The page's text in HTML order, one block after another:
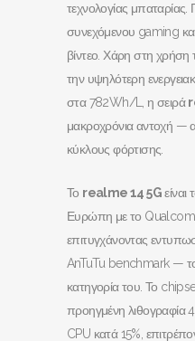
τεχνολογίας μπαταρίας.
συνεχόμενου gaming
βίντεο. Χάρη στη χρήση
την υψηλότερη
στα 782Wh/L, η σειρά
μακροχρόνια αντοχή —
κύκλους φόρτισης.
Το realme14 5G
Ευρώπη με το
επιτυγχάνοντας
AnTuTu benchmark —
κατηγορία του. Το
προηγμένη λιθογραφία
CPU κατά 15%,